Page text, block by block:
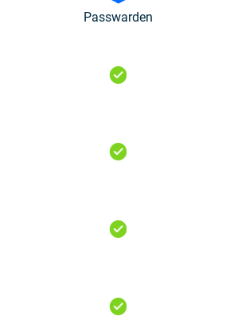
Passwarden